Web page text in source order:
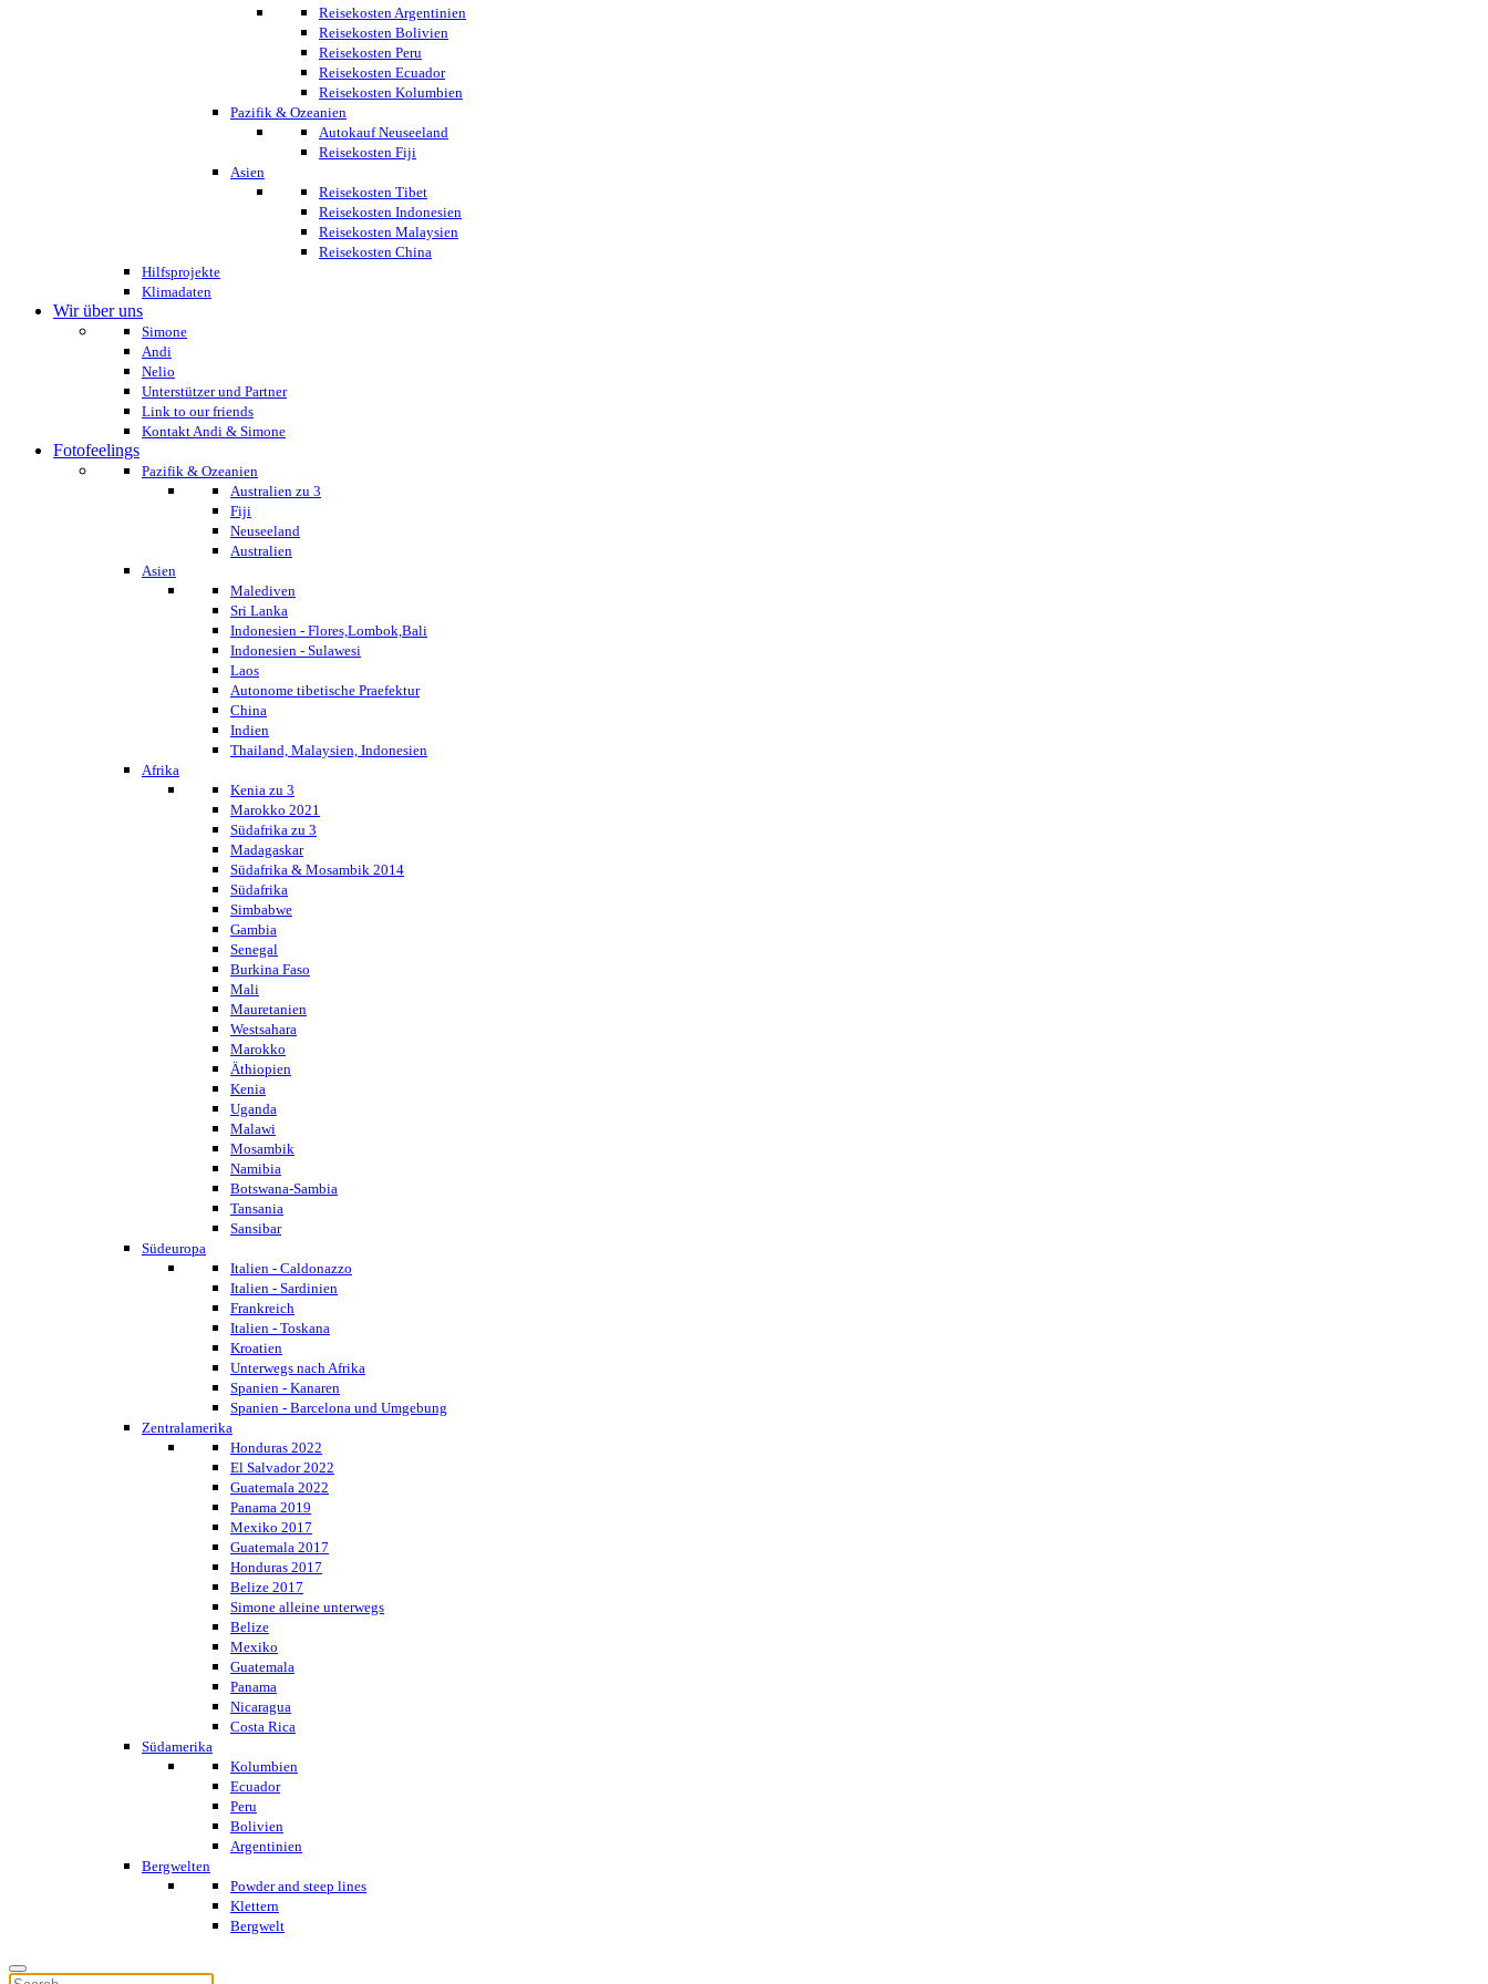
Reisekosten Argentinien
Reisekosten Bolivien
Reisekosten Peru
Reisekosten Ecuador
Reisekosten Kolumbien
Pazifik & Ozeanien
Autokauf Neuseeland
Reisekosten Fiji
Asien
Reisekosten Tibet
Reisekosten Indonesien
Reisekosten Malaysien
Reisekosten China
Hilfsprojekte
Klimadaten
Wir über uns
Simone
Andi
Nelio
Unterstützer und Partner
Link to our friends
Kontakt Andi & Simone
Fotofeelings
Pazifik & Ozeanien
Australien zu 3
Fiji
Neuseeland
Australien
Asien
Malediven
Sri Lanka
Indonesien - Flores,Lombok,Bali
Indonesien - Sulawesi
Laos
Autonome tibetische Praefektur
China
Indien
Thailand, Malaysien, Indonesien
Afrika
Kenia zu 3
Marokko 2021
Südafrika zu 3
Madagaskar
Südafrika & Mosambik 2014
Südafrika
Simbabwe
Gambia
Senegal
Burkina Faso
Mali
Mauretanien
Westsahara
Marokko
Äthiopien
Kenia
Uganda
Malawi
Mosambik
Namibia
Botswana-Sambia
Tansania
Sansibar
Südeuropa
Italien - Caldonazzo
Italien - Sardinien
Frankreich
Italien - Toskana
Kroatien
Unterwegs nach Afrika
Spanien - Kanaren
Spanien - Barcelona und Umgebung
Zentralamerika
Honduras 2022
El Salvador 2022
Guatemala 2022
Panama 2019
Mexiko 2017
Guatemala 2017
Honduras 2017
Belize 2017
Simone alleine unterwegs
Belize
Mexiko
Guatemala
Panama
Nicaragua
Costa Rica
Südamerika
Kolumbien
Ecuador
Peru
Bolivien
Argentinien
Bergwelten
Powder and steep lines
Klettern
Bergwelt